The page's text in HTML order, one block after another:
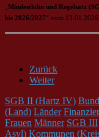
Mindestlohn und Regelsatz
bis 2026/2027“ vom
Zurück
Weiter
SGB II (Hartz IV) Bund
(Land) Länder
Frauen Männer SGB III
Asyl) Kommunen